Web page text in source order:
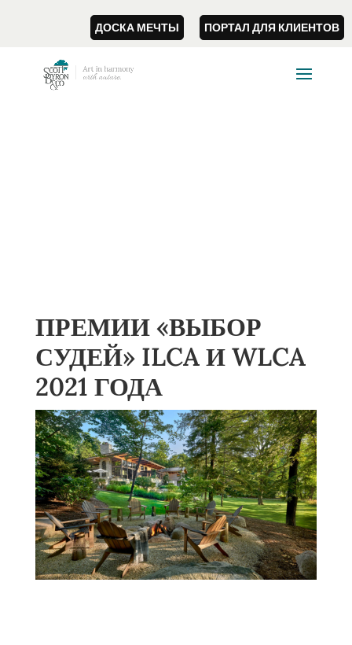
ДОСКА МЕЧТЫ ПОРТАЛ ДЛЯ КЛИЕНТОВ
ПРЕМИИ «ВЫБОР
СУДЕЙ» ILCA И WLCA
2021 ГОДА